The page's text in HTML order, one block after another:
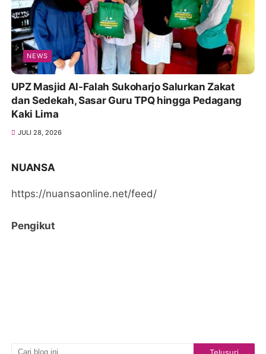
NEWS
UPZ Masjid Al-Falah Sukoharjo Salurkan Zakat
dan Sedekah, Sasar Guru TPQ hingga Pedagang
Kaki Lima
JULI 28, 2026
NUANSA
https://nuansaonline.net/feed/
Pengikut